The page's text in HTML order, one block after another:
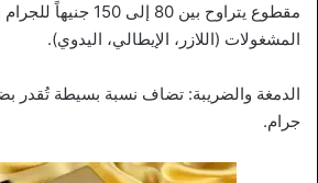
مقطوع يتراوح بين 80
المشغولات (اللازر، الإيطالي، اليدوي).
الدمغة والضريبة: تضاف نسبة بسيطة تُقدر
جرام.